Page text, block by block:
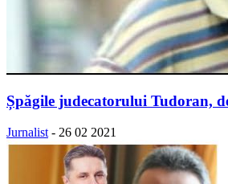
Șpăgile judecatorului Tudoran,
Jurnalist - 26 02 2021